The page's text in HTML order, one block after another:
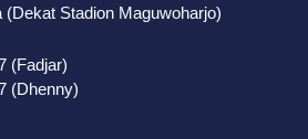
(Dekat Stadion Maguwoharjo)
(Fadjar)
(Dhenny)